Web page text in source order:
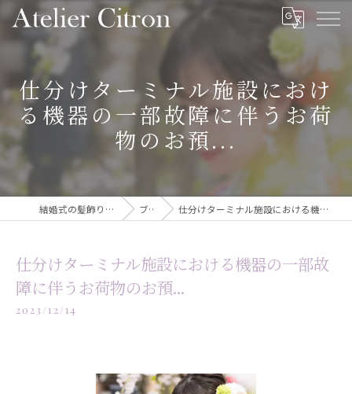
仕分けターミナル施設におけ
る機器の一部故障に伴うお荷
物のお預...
結婚式の髪飾りならAtelier Citron ブログ 仕分けターミナル施設における機器の一部故障に伴うお荷物のお預...
仕分けターミナル施設における機器の一部故
障に伴うお荷物のお預...
2023/12/14